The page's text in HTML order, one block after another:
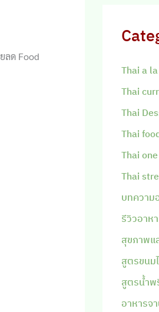
ลด Food
Thai a
Thai
Thai
Thai
Thai
Thai
บทความ
รีวิวอาห
สุขภาพแ
สูตรขนม
สูตรน้ำพ
อาหารจ